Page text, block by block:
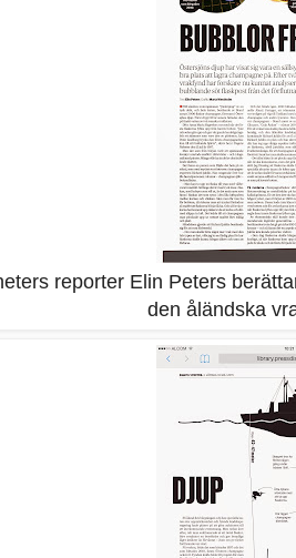
reporter Elin Peters
den åländska